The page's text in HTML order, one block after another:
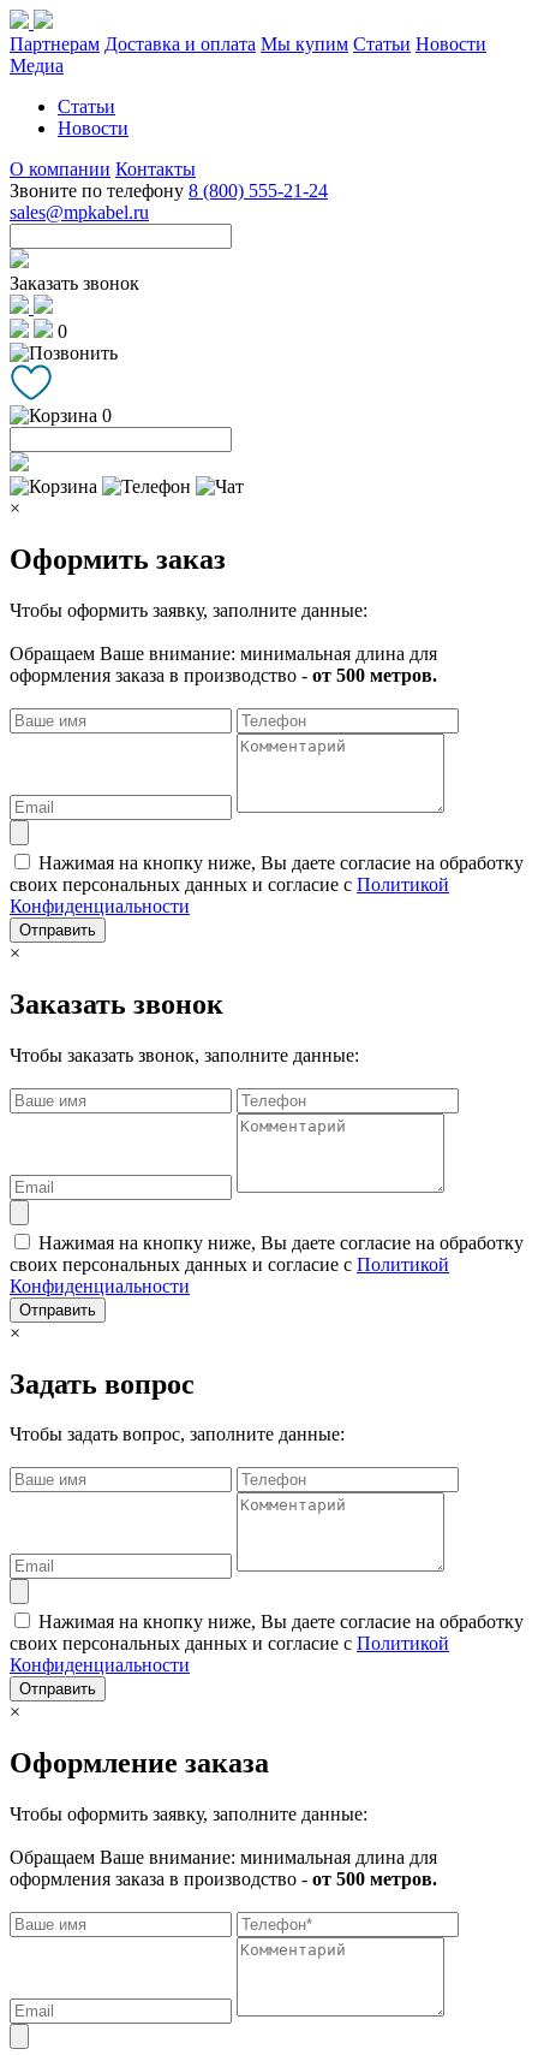
Партнерам Доставка и оплата Мы купим Статьи Новости
Медиа
Статьи
Новости
О компании Контакты
Звоните по телефону 8 (800) 555-21-24
sales@mpkabel.ru
Заказать звонок
0
0
×
Оформить заказ
Чтобы оформить заявку, заполните данные:
Обращаем Ваше внимание: минимальная длина для
оформления заказа в производство - от 500 метров.
Нажимая на кнопку ниже, Вы даете согласие на обработку
своих персональных данных и согласие с Политикой
Конфиденциальности
Отправить
×
Заказать звонок
Чтобы заказать звонок, заполните данные:
Нажимая на кнопку ниже, Вы даете согласие на обработку
своих персональных данных и согласие с Политикой
Конфиденциальности
Отправить
×
Задать вопрос
Чтобы задать вопрос, заполните данные:
Нажимая на кнопку ниже, Вы даете согласие на обработку
своих персональных данных и согласие с Политикой
Конфиденциальности
Отправить
×
Оформление заказа
Чтобы оформить заявку, заполните данные:
Обращаем Ваше внимание: минимальная длина для
оформления заказа в производство - от 500 метров.